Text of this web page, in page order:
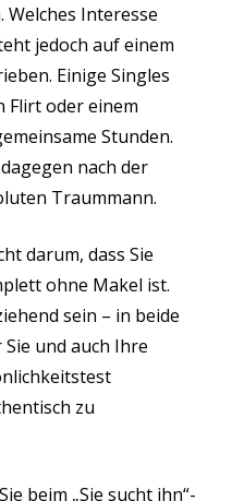
Welches Interesse
jedoch auf einem
Einige Singles
Flirt oder einem
Stunden.
nach der
Traummann.
darum, dass Sie
ohne Makel ist.
sein – in beide
und auch Ihre
zu
beim „Sie sucht ihn“-